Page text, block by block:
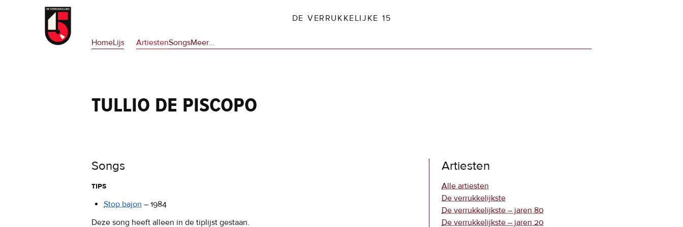
Overslaan
naar
DE VERRUKKELIJKE 15
Hoofdnavigatie
HomeLijsten ArtiestenSongsMeerop
nporadio2.nl
…
tullio de piscopo
Songs
tips
Stop bajon – 1984
Deze song heeft alleen in de tiplijst gestaan.
Artiesten
Alle artiesten
De verrukkelijkste
De verrukkelijkste – jaren 80
De verrukkelijkste – jaren 20